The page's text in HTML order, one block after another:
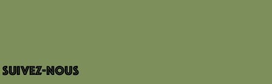
Suivez-nous